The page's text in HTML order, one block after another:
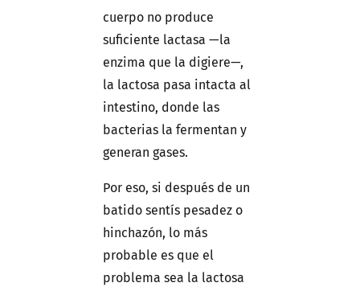
cuerpo no produce
suficiente lactasa —la
enzima que la digiere—,
la lactosa pasa intacta al
intestino, donde las
bacterias la fermentan y
generan gases.
Por eso, si después de un
batido sentís pesadez o
hinchazón, lo más
probable es que el
problema sea la lactosa